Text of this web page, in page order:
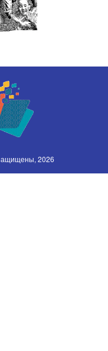
2026